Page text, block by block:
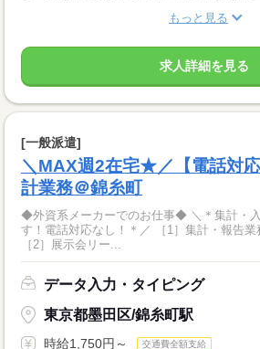
もっと見る
求人詳細を見る
[一般派遣]
＼MAX週2在宅★／【電話対
計業務＠錦糸町
◆外資系メーカーでのお仕事◆ ＼＊集計・
す！電話対応なし！＊／ ［1］集計・報告業
［2］展示会リー...
データ入力・タイピング
東京都墨田区/錦糸町駅
時給1,750円～ 交通費全額支給